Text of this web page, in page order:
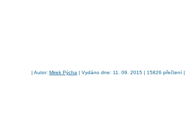
| Autor: Mirek Pýcha | Vydáno dne: 11. 09. 2015 | 15826 přečtení |